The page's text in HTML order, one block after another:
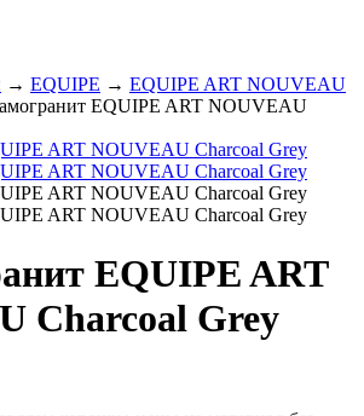
→ EQUIPE → EQUIPE ART NOUVEAU
EQUIPE ART NOUVEAU
EQUIPE ART
Charcoal Grey